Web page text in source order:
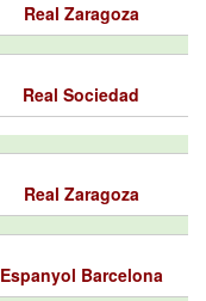
Real Zaragoza
Real Sociedad
Real Zaragoza
Espanyol Barcelona